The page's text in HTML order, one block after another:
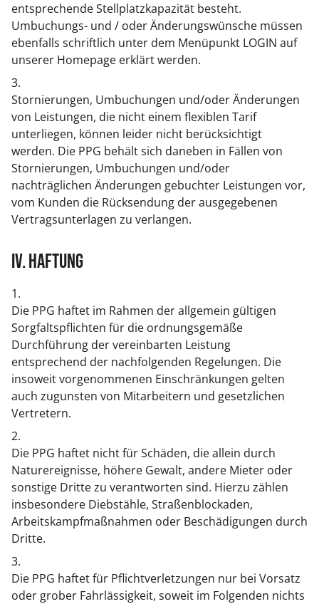
entsprechende Stellplatzkapazität besteht.
Umbuchungs- und / oder Änderungswünsche müssen
ebenfalls schriftlich unter dem Menüpunkt LOGIN auf
unserer Homepage erklärt werden.
3.
Stornierungen, Umbuchungen und/oder Änderungen
von Leistungen, die nicht einem flexiblen Tarif
unterliegen, können leider nicht berücksichtigt
werden. Die PPG behält sich daneben in Fällen von
Stornierungen, Umbuchungen und/oder
nachträglichen Änderungen gebuchter Leistungen vor,
vom Kunden die Rücksendung der ausgegebenen
Vertragsunterlagen zu verlangen.
IV. Haftung
1.
Die PPG haftet im Rahmen der allgemein gültigen
Sorgfaltspflichten für die ordnungsgemäße
Durchführung der vereinbarten Leistung
entsprechend der nachfolgenden Regelungen. Die
insoweit vorgenommenen Einschränkungen gelten
auch zugunsten von Mitarbeitern und gesetzlichen
Vertretern.
2.
Die PPG haftet nicht für Schäden, die allein durch
Naturereignisse, höhere Gewalt, andere Mieter oder
sonstige Dritte zu verantworten sind. Hierzu zählen
insbesondere Diebstähle, Straßenblockaden,
Arbeitskampfmaßnahmen oder Beschädigungen durch
Dritte.
3.
Die PPG haftet für Pflichtverletzungen nur bei Vorsatz
oder grober Fahrlässigkeit, soweit im Folgenden nichts